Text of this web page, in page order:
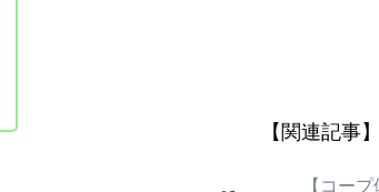
【関連記事】
【コー